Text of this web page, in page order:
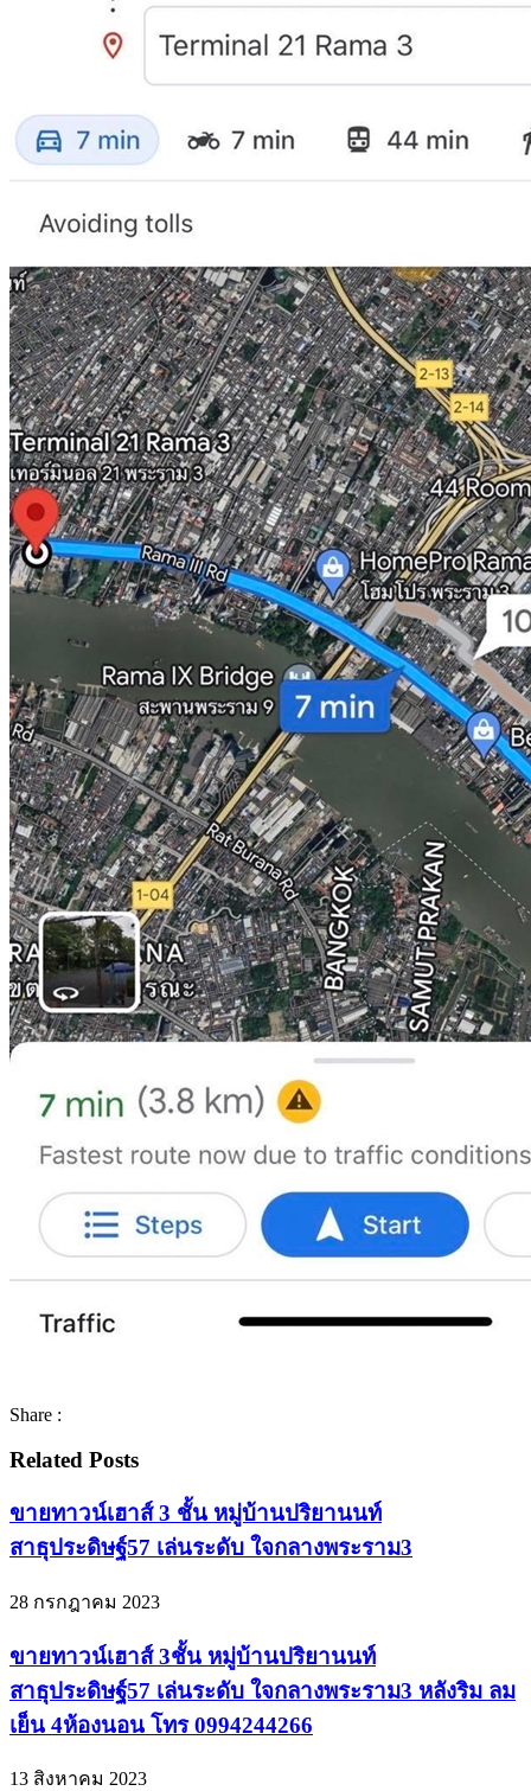
Share :
Related Posts
ขายทาวน์เฮาส์ 3 ชั้น หมู่บ้านปริยานนท์
สาธุประดิษฐ์57 เล่นระดับ ใจกลางพระราม3
28 กรกฎาคม 2023
ขายทาวน์เฮาส์ 3ชั้น หมู่บ้านปริยานนท์
สาธุประดิษฐ์57 เล่นระดับ ใจกลางพระราม3 หลังริม ลม
เย็น 4ห้องนอน โทร 0994244266
13 สิงหาคม 2023